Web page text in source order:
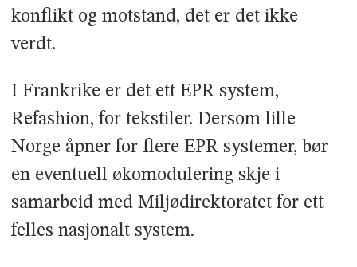
konflikt og motstand, det er det ikke
verdt.
I Frankrike er det ett EPR system,
Refashion, for tekstiler. Dersom lille
Norge åpner for flere EPR systemer, bør
en eventuell økomodulering skje i
samarbeid med Miljødirektoratet for ett
felles nasjonalt system.